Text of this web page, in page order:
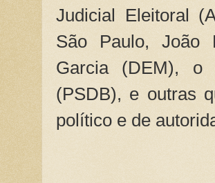
Judicial Eleitoral
São Paulo, João
Garcia (DEM), o
(PSDB), e outras
político e de